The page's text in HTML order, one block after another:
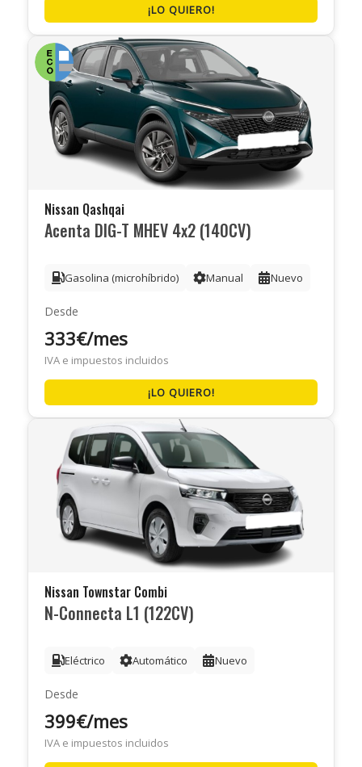
¡LO QUIERO!
Nissan Qashqai
Acenta DIG-T MHEV 4x2 (140CV)
Gasolina (microhíbrido) Manual Nuevo
Desde
333€/mes
IVA e impuestos incluidos
¡LO QUIERO!
Nissan Townstar Combi
N-Connecta L1 (122CV)
Eléctrico Automático Nuevo
Desde
399€/mes
IVA e impuestos incluidos